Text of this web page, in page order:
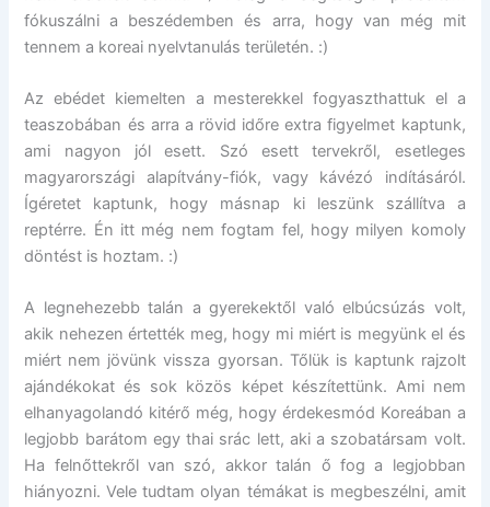
fókuszálni a beszédemben és arra, hogy van még mit
tennem a koreai nyelvtanulás területén. :)
Az ebédet kiemelten a mesterekkel fogyaszthattuk el a
teaszobában és arra a rövid időre extra figyelmet kaptunk,
ami nagyon jól esett. Szó esett tervekről, esetleges
magyarországi alapítvány-fiók, vagy kávézó indításáról.
Ígéretet kaptunk, hogy másnap ki leszünk szállítva a
reptérre. Én itt még nem fogtam fel, hogy milyen komoly
döntést is hoztam. :)
A legnehezebb talán a gyerekektől való elbúcsúzás volt,
akik nehezen értették meg, hogy mi miért is megyünk el és
miért nem jövünk vissza gyorsan. Tőlük is kaptunk rajzolt
ajándékokat és sok közös képet készítettünk. Ami nem
elhanyagolandó kitérő még, hogy érdekesmód Koreában a
legjobb barátom egy thai srác lett, aki a szobatársam volt.
Ha felnőttekről van szó, akkor talán ő fog a legjobban
hiányozni. Vele tudtam olyan témákat is megbeszélni, amit